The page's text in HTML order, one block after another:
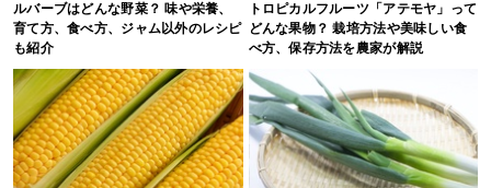
ルバーブはどんな野菜？ 味や栄養、
育て方、食べ方、ジャム以外のレシピ
も紹介
トロピカルフルーツ「アテモヤ」って
どんな果物？ 栽培方法や美味しい食
べ方、保存方法を農家が解説